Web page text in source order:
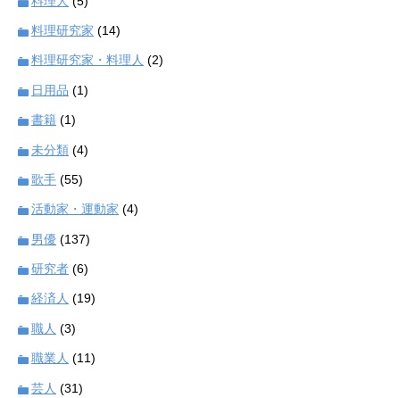
料理研究家 (14)
料理研究家・料理人 (2)
日用品 (1)
書籍 (1)
未分類 (4)
歌手 (55)
活動家・運動家 (4)
男優 (137)
研究者 (6)
経済人 (19)
職人 (3)
職業人 (11)
芸人 (31)